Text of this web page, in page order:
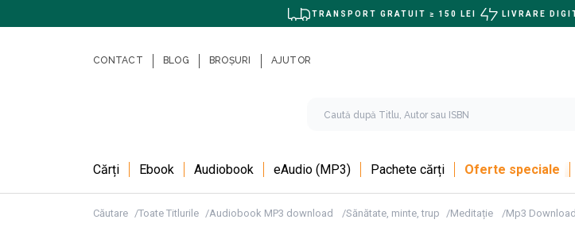
TRANSPORT GRATUIT ≥ 150 LEI LIVRARE
CONTACT BLOG BROȘURI AJUTOR
Cărți Ebook Audiobook eAudio (MP3) Pachete cărți Oferte speciale
Căutare Toate Titlurile Audiobook MP3 download Sănătate, minte, trup Meditație Mp3